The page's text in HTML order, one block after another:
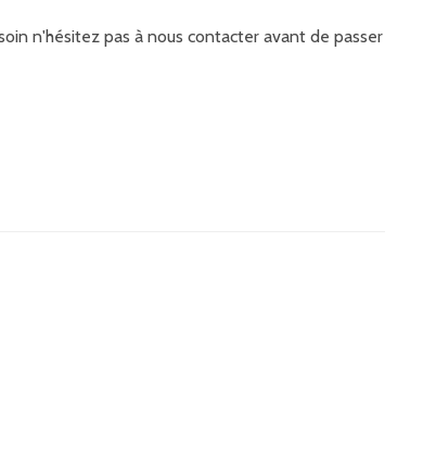
n'hésitez pas à nous contacter avant de passer